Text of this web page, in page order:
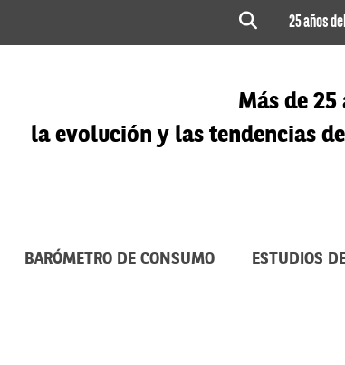
25 años
Más de
la evolución y las tendencias
BARÓMETRO DE CONSUMO ESTUDIOS